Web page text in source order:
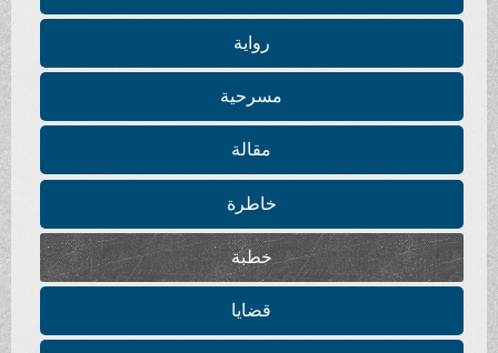
رواية
مسرحية
مقالة
خاطرة
خطبة
قضايا